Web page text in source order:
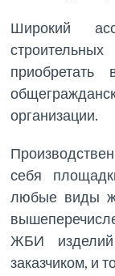
Широкий
организации.
себя
любые виды
ЖБИ
заказчиком, и